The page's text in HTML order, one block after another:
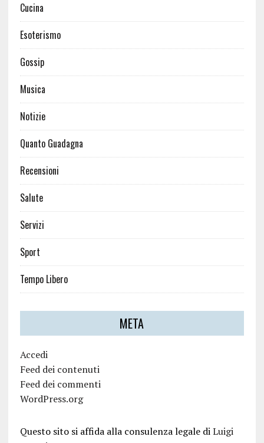
Cucina
Esoterismo
Gossip
Musica
Notizie
Quanto Guadagna
Recensioni
Salute
Servizi
Sport
Tempo Libero
META
Accedi
Feed dei contenuti
Feed dei commenti
WordPress.org
Questo sito si affida alla consulenza legale diLuigi